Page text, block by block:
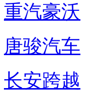
重汽豪沃
唐骏汽车
长安跨越